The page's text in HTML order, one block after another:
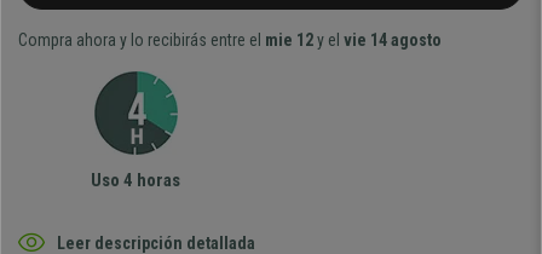
Compra ahora y lo recibirás entre el mie 12y el vie 14 agosto
Uso 4 horas
Leer descripción detallada